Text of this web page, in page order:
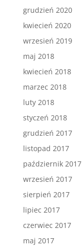
grudzień 2020
kwiecień 2020
wrzesień 2019
maj 2018
kwiecień 2018
marzec 2018
luty 2018
styczeń 2018
grudzień 2017
listopad 2017
październik 2017
wrzesień 2017
sierpień 2017
lipiec 2017
czerwiec 2017
maj 2017